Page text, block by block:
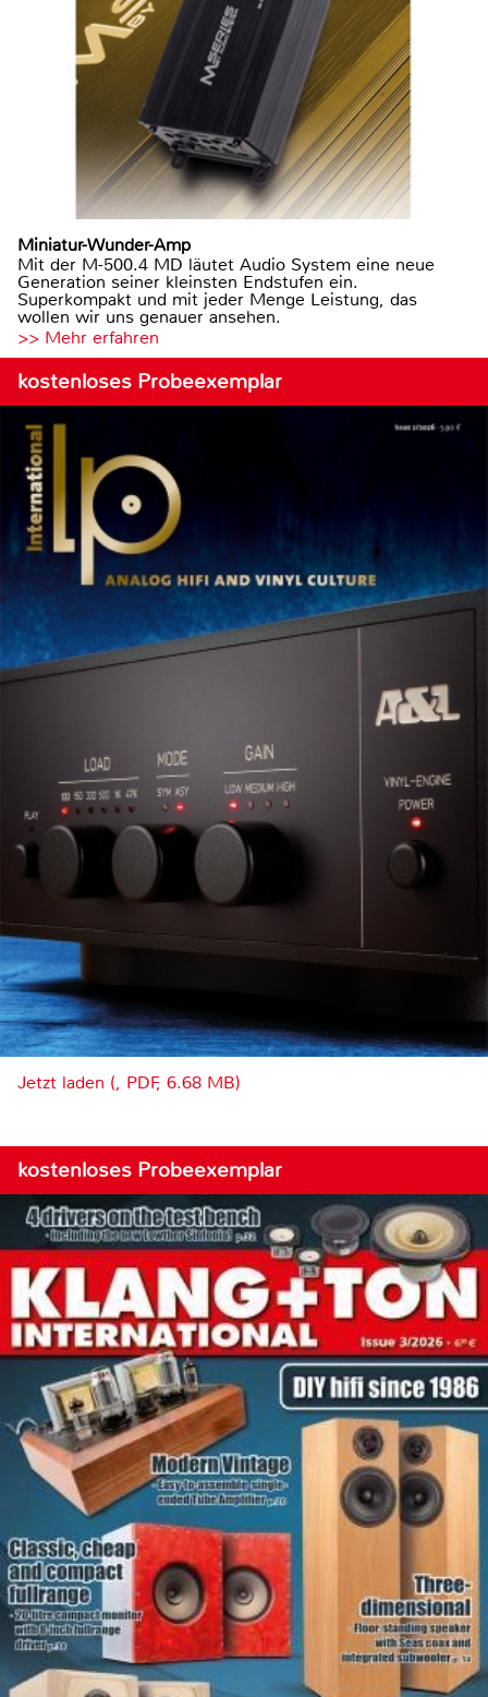
Miniatur-Wunder-Amp
Mit der M-500.4 MD läutet Audio System eine neue
Generation seiner kleinsten Endstufen ein.
Superkompakt und mit jeder Menge Leistung, das
wollen wir uns genauer ansehen.
>> Mehr erfahren
kostenloses Probeexemplar
Jetzt laden (, PDF, 6.68 MB)
kostenloses Probeexemplar